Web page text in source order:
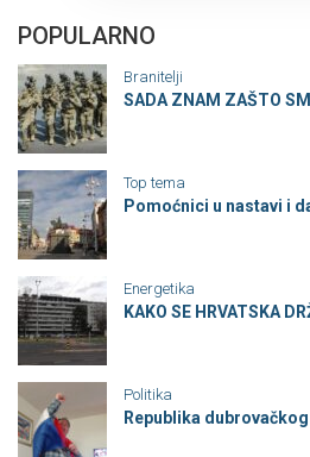
POPULARNO
Branitelji
SADA ZNAM ZAŠTO
Top tema
Pomoćnici u nastavi i
Energetika
KAKO SE HRVATSKA
Politika
Republika